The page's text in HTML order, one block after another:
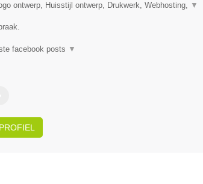
ontwerp, Huisstijl ontwerp, Drukwerk, Webhosting, ▼
facebook posts ▼